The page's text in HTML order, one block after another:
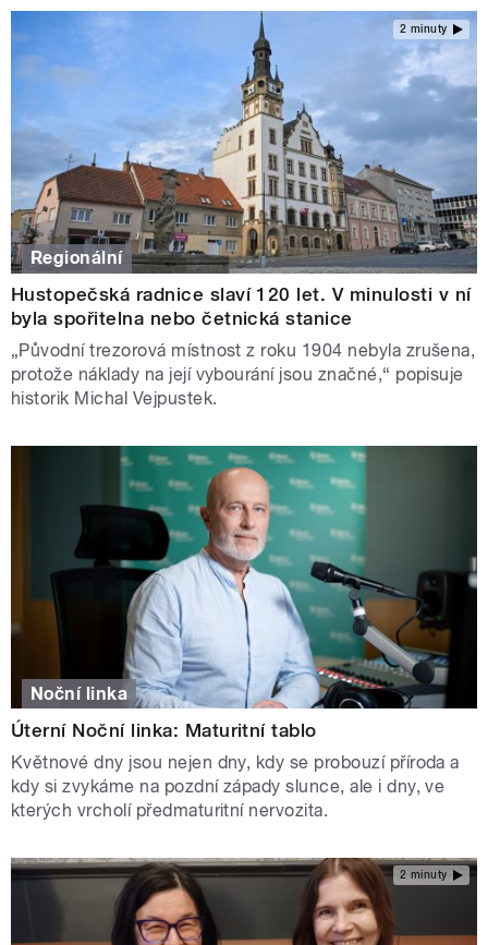
2 minuty
Regionální
Hustopečská radnice slaví 120 let. V minulosti v ní
byla spořitelna nebo četnická stanice
„Původní trezorová místnost z roku 1904 nebyla zrušena,
protože náklady na její vybourání jsou značné,“ popisuje
historik Michal Vejpustek.
Noční linka
Úterní Noční linka: Maturitní tablo
Květnové dny jsou nejen dny, kdy se probouzí příroda a
kdy si zvykáme na pozdní západy slunce, ale i dny, ve
kterých vrcholí předmaturitní nervozita.
2 minuty